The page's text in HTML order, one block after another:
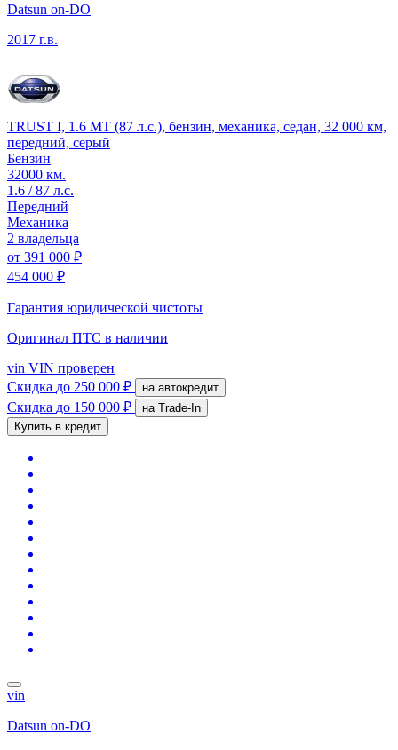
Datsun on-DO
2017 г.в.
TRUST I, 1.6 MT (87 л.с.), бензин, механика, седан, 32 000 км,
передний, серый
Бензин
32000 км.
1.6 / 87 л.с.
Передний
Механика
2 владельца
от 391 000 ₽
454 000 ₽
Гарантия юридической чистоты
Оригинал ПТС в наличии
vin VIN проверен
Скидка до 250 000 ₽ на автокредит
Скидка до 150 000 ₽
на Trade-In
Купить в кредит
vin
Datsun on-DO